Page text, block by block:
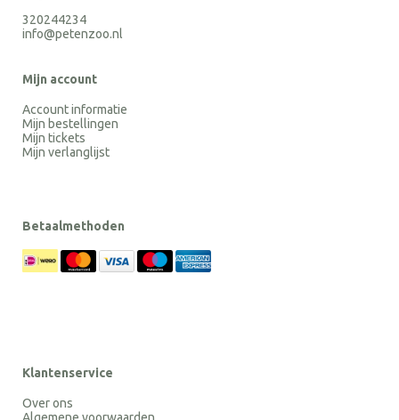
320244234
info@petenzoo.nl
Mijn account
Account informatie
Mijn bestellingen
Mijn tickets
Mijn verlanglijst
Betaalmethoden
Klantenservice
Over ons